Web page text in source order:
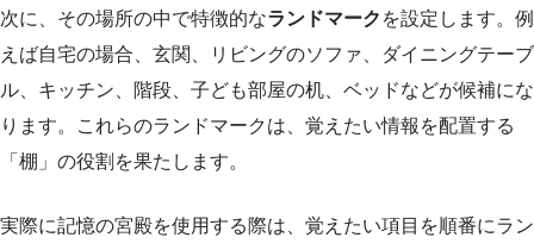
次に、その場所の中で特徴的なランドマーク を設定します。例
えば自宅の場合、玄関、リビングのソファ、ダイニングテーブ
ル、キッチン、階段、子ども部屋の机、ベッドなどが候補にな
ります。これらのランドマークは、覚えたい情報を配置する
「棚」の役割を果たします。
実際に記憶の宮殿を使用する際は、覚えたい項目を順番にラン